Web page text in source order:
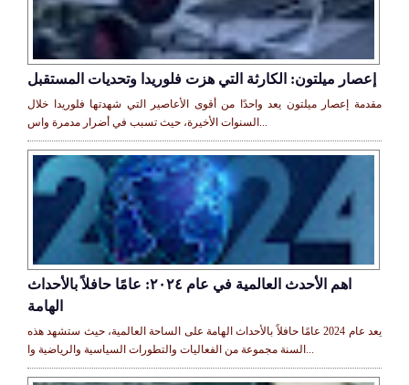
إعصار ميلتون: الكارثة التي هزت فلوريدا وتحديات المستقبل
مقدمة إعصار ميلتون يعد واحدًا من أقوى الأعاصير التي شهدتها فلوريدا خلال
السنوات الأخيرة، حيث تسبب في أضرار مدمرة واس...
اهم الأحدث العالمية في عام ٢٠٢٤: عامًا حافلاً بالأحداث
الهامة
يعد عام 2024 عامًا حافلاً بالأحداث الهامة على الساحة العالمية، حيث ستشهد هذه
السنة مجموعة من الفعاليات والتطورات السياسية والرياضية وا...